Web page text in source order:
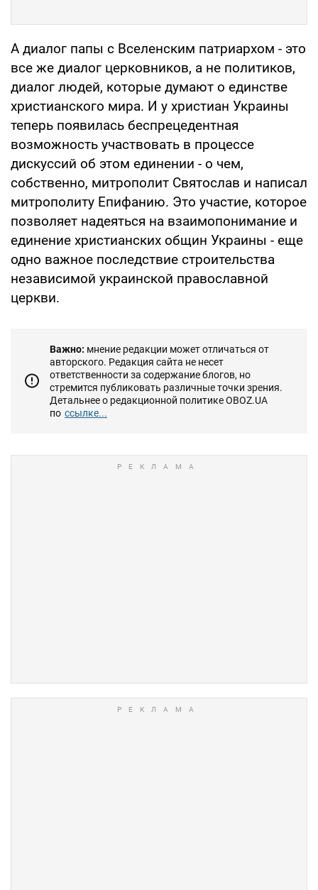
А диалог папы с Вселенским патриархом - это
все же диалог церковников, а не политиков,
диалог людей, которые думают о единстве
христианского мира. И у христиан Украины
теперь появилась беспрецедентная
возможность участвовать в процессе
дискуссий об этом единении - о чем,
собственно, митрополит Святослав и написал
митрополиту Епифанию. Это участие, которое
позволяет надеяться на взаимопонимание и
единение христианских общин Украины - еще
одно важное последствие строительства
независимой украинской православной
церкви.
Важно: мнение редакции может отличаться от
авторского. Редакция сайта не несет
ответственности за содержание блогов, но
стремится публиковать различные точки зрения.
Детальнее о редакционной политике OBOZ.UA
по ссылке...